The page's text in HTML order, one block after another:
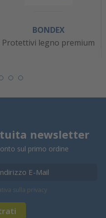
BONDEX
Protettivi legno premium
newsletter
sul primo ordine
sulla privacy